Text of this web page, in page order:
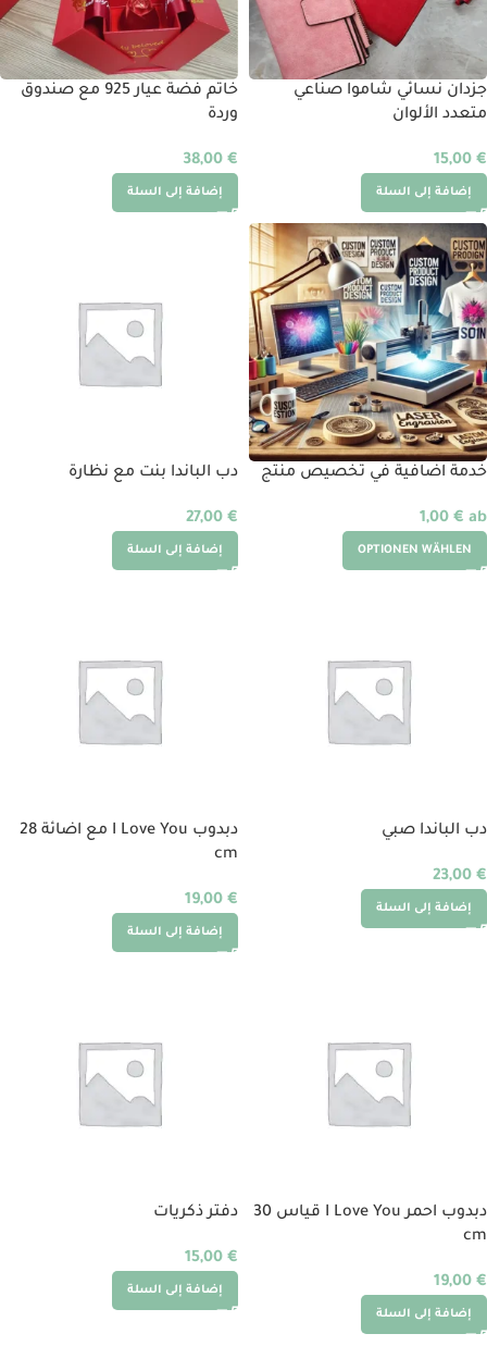
جزدان نسائي شاموا صناعي
متعدد الألوان
15,00 €
إضافة إلى السلة
خاتم فضة عيار 925 مع صندوق
وردة
38,00 €
إضافة إلى السلة
خدمة اضافية في تخصيص منتج
ab
1,00 €
OPTIONEN WÄHLEN
دب الباندا بنت مع نظارة
27,00 €
إضافة إلى السلة
دب الباندا صبي
23,00 €
إضافة إلى السلة
دبدوب I Love You مع اضائة 28
cm
19,00 €
إضافة إلى السلة
دبدوب احمر I Love You قياس 30
cm
19,00 €
إضافة إلى السلة
دفتر ذكريات
15,00 €
إضافة إلى السلة